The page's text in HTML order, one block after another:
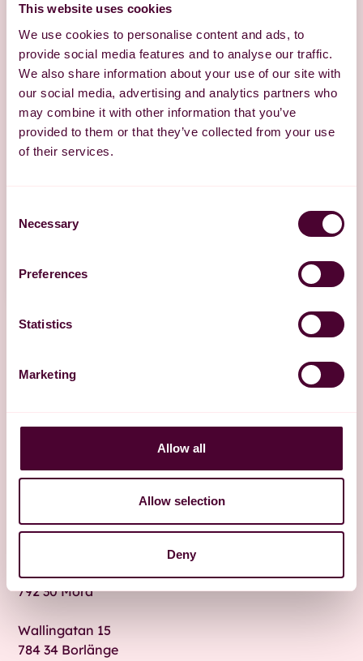
This website uses cookies
We use cookies to personalise content and ads, to
provide social media features and to analyse our traffic.
We also share information about your use of our site with
our social media, advertising and analytics partners who
may combine it with other information that you’ve
provided to them or that they’ve collected from your use
of their services.
Selection
Necessary
Preferences
Statistics
Marketing
Allow all
Allow selection
Deny
Fridhemsgatan 9 A
792 30 Mora
Wallingatan 15
784 34 Borlänge